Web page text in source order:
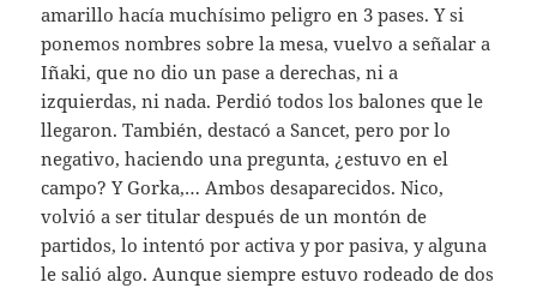
amarillo hacía muchísimo peligro en 3 pases. Y si
ponemos nombres sobre la mesa, vuelvo a señalar a
Iñaki, que no dio un pase a derechas, ni a
izquierdas, ni nada. Perdió todos los balones que le
llegaron. También, destacó a Sancet, pero por lo
negativo, haciendo una pregunta, ¿estuvo en el
campo? Y Gorka,… Ambos desaparecidos. Nico,
volvió a ser titular después de un montón de
partidos, lo intentó por activa y por pasiva, y alguna
le salió algo. Aunque siempre estuvo rodeado de dos